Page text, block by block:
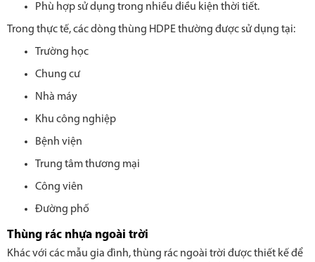
Phù hợp sử dụng trong nhiều điều kiện thời tiết.
Trong thực tế, các dòng thùng HDPE thường được sử dụng tại:
Trường học
Chung cư
Nhà máy
Khu công nghiệp
Bệnh viện
Trung tâm thương mại
Công viên
Đường phố
Thùng rác nhựa ngoài trời
Khác với các mẫu gia đình, thùng rác ngoài trời được thiết kế để